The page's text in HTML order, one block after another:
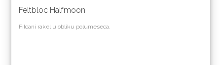
Feltbloc Halfmoon
Filcani rakel u obliku polumeseca.